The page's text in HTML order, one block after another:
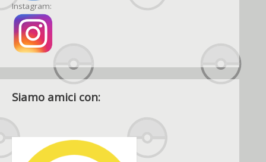
Instagram:
Siamo amici con: